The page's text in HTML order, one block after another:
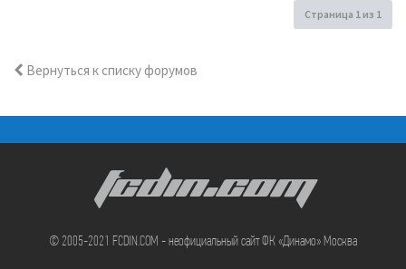
Страница 1из 1
Вернуться к списку форумов
FCDIN.COM
© 2005-2021 FCDIN.COM - неофициальный сайт ФК «Динамо» Москва